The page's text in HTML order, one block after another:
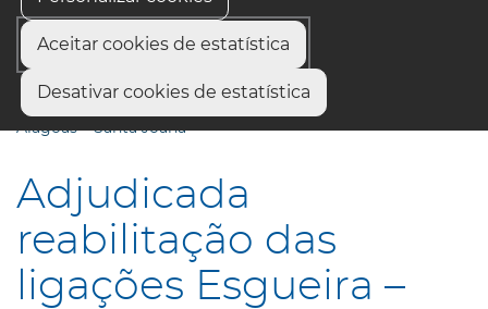
Aceitar cookies de estatística
Desativar cookies de estatística
Início
Adjudicada reabilitação das ligações Esgueira – Azurva e
Alagoas – Santa Joana
Adjudicada
reabilitação das
ligações Esgueira –